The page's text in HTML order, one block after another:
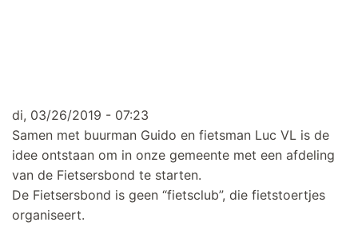
di, 03/26/2019 - 07:23
Samen met buurman Guido en fietsman Luc VL is de
idee ontstaan om in onze gemeente met een afdeling
van de Fietsersbond te starten.
De Fietsersbond is geen “fietsclub”, die fietstoertjes
organiseert.